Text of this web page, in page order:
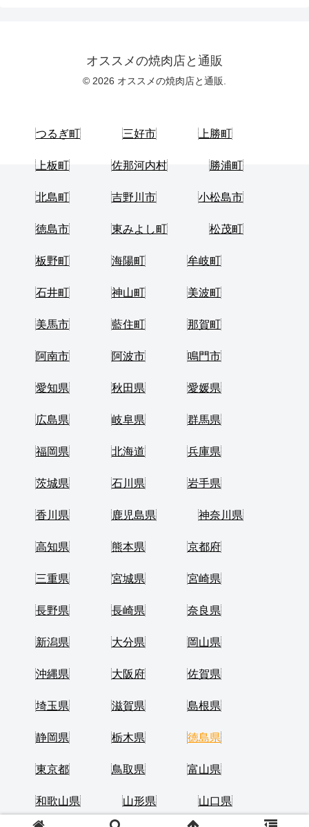
オススメの焼肉店と通販
© 2026 オススメの焼肉店と通販.
つるぎ町 三好市 上勝町
上板町 佐那河内村 勝浦町
北島町 吉野川市 小松島市
徳島市 東みよし町 松茂町
板野町 海陽町 牟岐町
石井町 神山町 美波町
美馬市 藍住町 那賀町
阿南市 阿波市 鳴門市
愛知県 秋田県 愛媛県
広島県 岐阜県 群馬県
福岡県 北海道 兵庫県
茨城県 石川県 岩手県
香川県 鹿児島県 神奈川県
高知県 熊本県 京都府
三重県 宮城県 宮崎県
長野県 長崎県 奈良県
新潟県 大分県 岡山県
沖縄県 大阪府 佐賀県
埼玉県 滋賀県 島根県
静岡県 栃木県 徳島県
東京都 鳥取県 富山県
和歌山県 山形県 山口県